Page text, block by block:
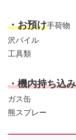
・お預け手荷物
沢バイル
工具類
・機内持ち込
ガス缶
熊スプレー